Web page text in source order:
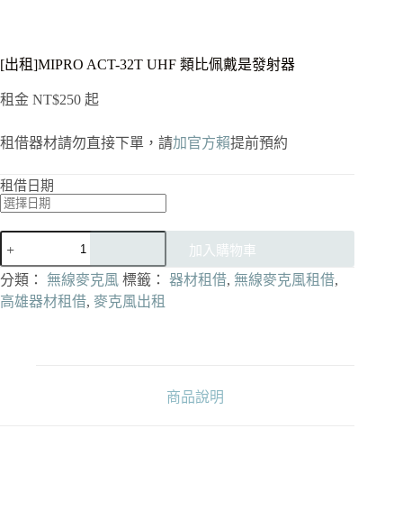
[出租]MIPRO ACT-32T UHF 類比佩戴是發射器
租金 NT$250 起
租借器材請勿直接下單，請加官方賴提前預約
租借日期
ACT-
32T
UHF
加入購物車
分類： 無線麥克風 標籤： 器材租借, 無線麥克風租借,
高雄器材租借, 麥克風出租
商品說明